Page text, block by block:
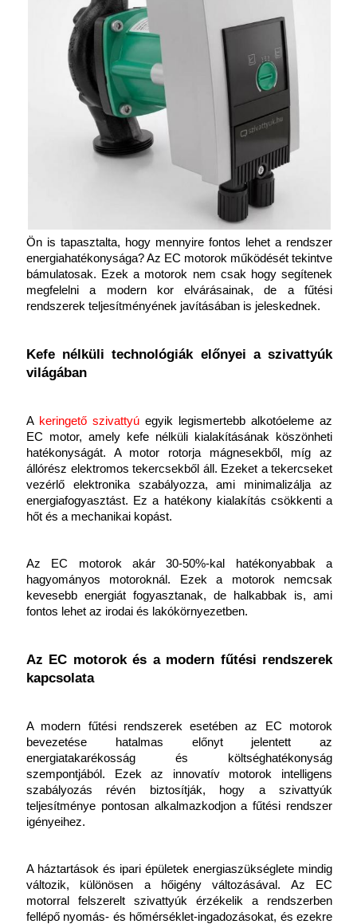
Ön is tapasztalta, hogy mennyire fontos lehet a rendszer
energiahatékonysága? Az EC motorok működését tekintve
bámulatosak. Ezek a motorok nem csak hogy segítenek
megfelelni a modern kor elvárásainak, de a fűtési
rendszerek teljesítményének javításában is jeleskednek.
Kefe nélküli technológiák előnyei a szivattyúk
világában
A keringető szivattyú egyik legismertebb alkotóeleme az
EC motor, amely kefe nélküli kialakításának köszönheti
hatékonyságát. A motor rotorja mágnesekből, míg az
állórész elektromos tekercsekből áll. Ezeket a tekercseket
vezérlő elektronika szabályozza, ami minimalizálja az
energiafogyasztást. Ez a hatékony kialakítás csökkenti a
hőt és a mechanikai kopást.
Az EC motorok akár 30-50%-kal hatékonyabbak a
hagyományos motoroknál. Ezek a motorok nemcsak
kevesebb energiát fogyasztanak, de halkabbak is, ami
fontos lehet az irodai és lakókörnyezetben.
Az EC motorok és a modern fűtési rendszerek
kapcsolata
A modern fűtési rendszerek esetében az EC motorok
bevezetése hatalmas előnyt jelentett az
energiatakarékosság és költséghatékonyság
szempontjából. Ezek az innovatív motorok intelligens
szabályozás révén biztosítják, hogy a szivattyúk
teljesítménye pontosan alkalmazkodjon a fűtési rendszer
igényeihez.
A háztartások és ipari épületek energiaszükséglete mindig
változik, különösen a hőigény változásával. Az EC
motorral felszerelt szivattyúk érzékelik a rendszerben
fellépő nyomás- és hőmérséklet-ingadozásokat, és ezekre